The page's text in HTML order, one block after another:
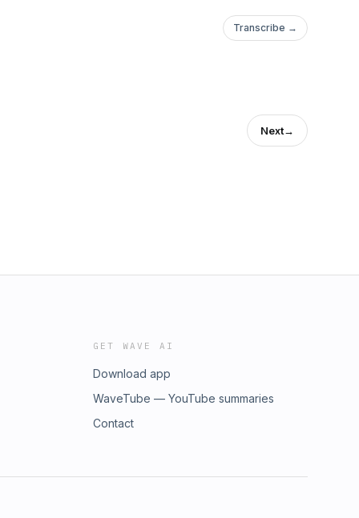
Transcribe →
Next→
GET WAVE AI
Download app
WaveTube — YouTube summaries
Contact